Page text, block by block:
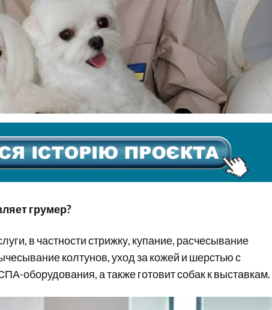
грумер?
в частности стрижку, купание, расчесывание
колтунов, уход за кожей и шерстью с
оборудования, а также готовит собак к выставкам.